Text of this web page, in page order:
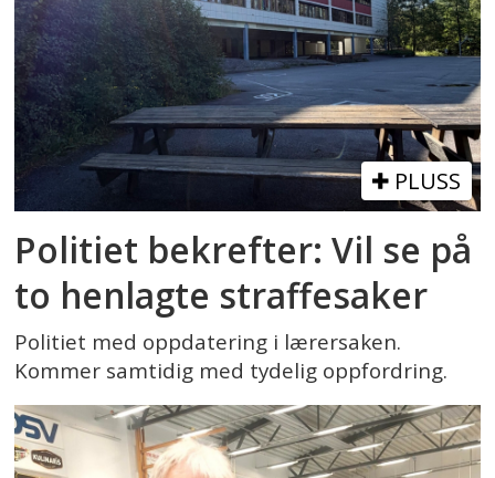
PLUSS
Politiet bekrefter: Vil se på
to henlagte straffesaker
Politiet med oppdatering i lærersaken.
Kommer samtidig med tydelig oppfordring.